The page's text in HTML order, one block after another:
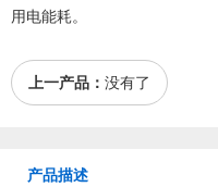
用电能耗。
上一产品： 没有了
产品描述